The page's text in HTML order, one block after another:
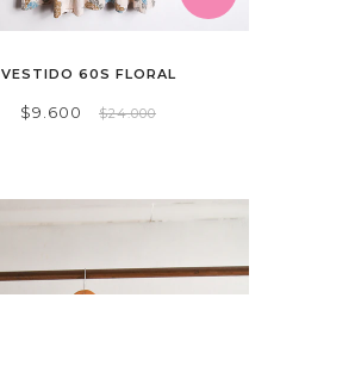
VESTIDO 60S FLORAL
$9.600 $24.000